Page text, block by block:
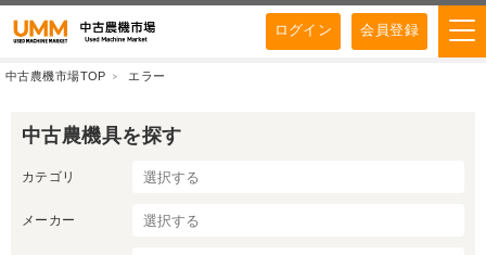
ログイン 会員登録
中古農機市場TOP エラー
中古農機具を探す
カテゴリ
メーカー